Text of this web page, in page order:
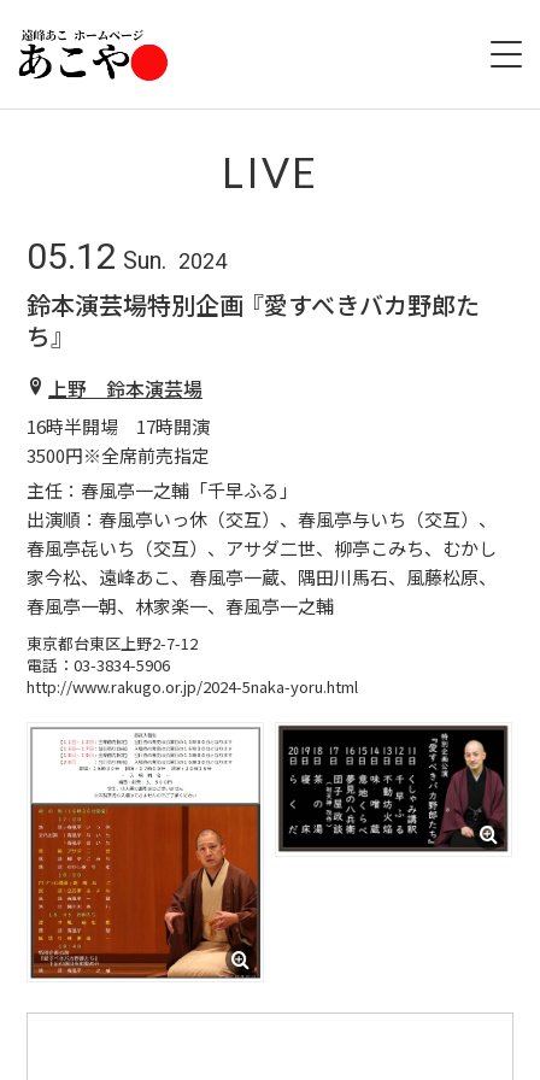
LIVE
05.12 Sun. 2024
鈴本演芸場特別企画 『愛すべきバカ野郎た
ち』
上野 鈴本演芸場
16時半開場 17時開演
3500円※全席前売指定
主任：春風亭一之輔「千早ふる」
出演順：春風亭いっ休（交互）、春風亭与いち（交互）、
春風亭㐂いち（交互）、アサダ二世、柳亭こみち、むかし
家今松、遠峰あこ、春風亭一蔵、隅田川馬石、風藤松原、
春風亭一朝、林家楽一、春風亭一之輔
東京都台東区上野2-7-12
電話：03-3834-5906
http://www.rakugo.or.jp/2024-5naka-yoru.html